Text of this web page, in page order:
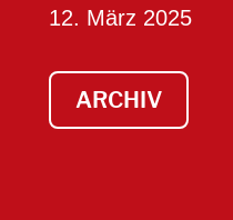
12. März 2025
ARCHIV